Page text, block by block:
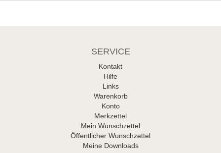
SERVICE
Kontakt
Hilfe
Links
Warenkorb
Konto
Merkzettel
Mein Wunschzettel
Öffentlicher Wunschzettel
Meine Downloads